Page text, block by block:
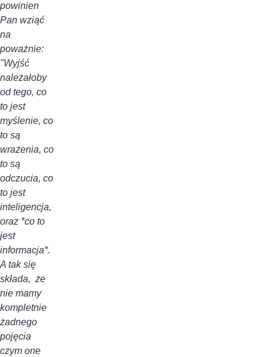
powinien
Pan wziąć
na
poważnie:
"Wyjść
należałoby
od tego, co
to jest
myślenie, co
to są
wrażenia, co
to są
odczucia, co
to jest
inteligencja,
oraz *co to
jest
informacja*.
A tak się
składa, że
nie mamy
kompletnie
żadnego
pojęcia
czym one